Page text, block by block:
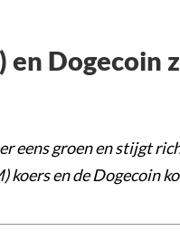
en Dogecoin
eens groen en stijgt
koers en de Dogecoin